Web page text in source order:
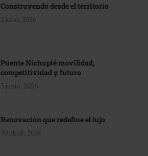
Construyendo desde el territorio
2 julio, 2026
Puente Nichupté movilidad,
competitividad y futuro
3 junio, 2026
Renovación que redefine el lujo
30 abril, 2026